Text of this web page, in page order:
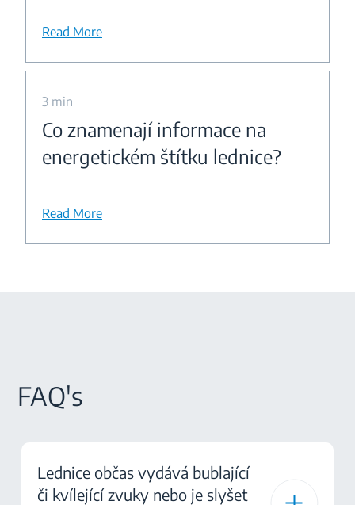
Read More
3 min
Co znamenají informace na
energetickém štítku lednice?
Read More
FAQ's
Lednice občas vydává bublající
či kvílející zvuky nebo je slyšet